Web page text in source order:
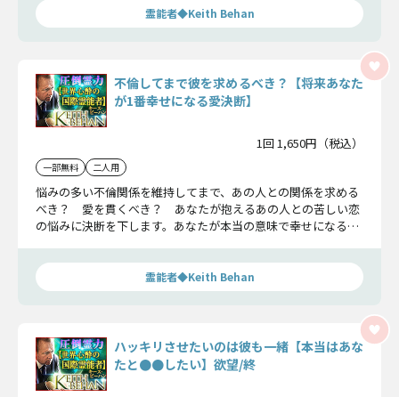
霊能者◆Keith Behan
不倫してまで彼を求めるべき？【将来あなた
が1番幸せになる愛決断】
1回 1,650円（税込）
一部無料 二人用
悩みの多い不倫関係を維持してまで、あの人との関係を求める
べき？ 愛を貫くべき？ あなたが抱えるあの人との苦しい恋
の悩みに決断を下します。あなたが本当の意味で幸せになるた
霊能者◆Keith Behan
ハッキリさせたいのは彼も一緒【本当はあな
たと●●したい】欲望/終